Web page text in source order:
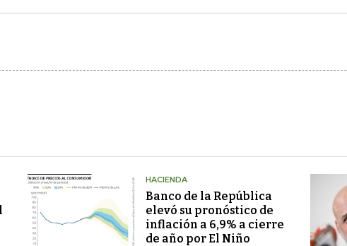
HACIENDA
Banco de la República
elevó su pronóstico de
inflación a 6,9% a cierre
de año por El Niño